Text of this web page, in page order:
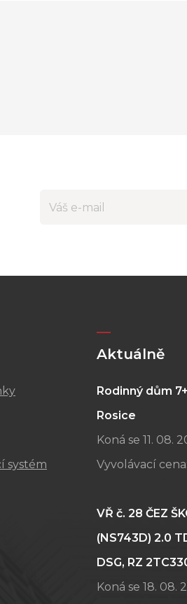
systém
Aktuálně
Rodinný dům
Rosice
Koná se 11. 08.
Vyvolávací cena:
VŘ č. 28 ČEZ
(NS743D) 2.0
DSG, RZ
Koná se 18. 08.